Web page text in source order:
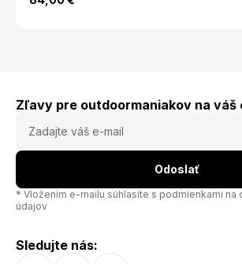
Zľavy pre outdoormaniakov na váš
Odoslať
* Vložením e-mailu súhlasíte s podmienkami na
údajov
Sledujte nás: